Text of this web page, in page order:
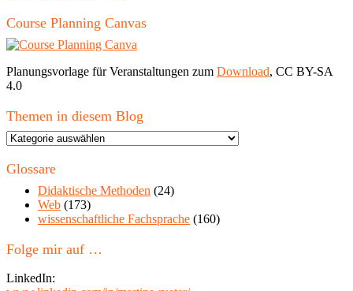
Course Planning Canvas
Planungsvorlage für Veranstaltungen zum Download, CC BY-SA
4.0
Themen in diesem Blog
Themen
diesem
Glossare
Didaktische Methoden (24)
Web (173)
wissenschaftliche Fachsprache (160)
Folge mir auf …
LinkedIn: